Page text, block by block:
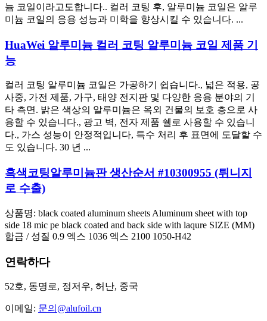
늄 코일이라고도합니다.. 컬러 코팅 후, 알루미늄 코일은 알루
미늄 코일의 응용 성능과 미학을 향상시킬 수 있습니다. ...
HuaWei 알루미늄 컬러 코팅 알루미늄 코일 제품 기
능
컬러 코팅 알루미늄 코일은 가공하기 쉽습니다., 넓은 적용, 공
사중, 가전 ​​제품, 가구, 태양 전지판 및 다양한 응용 분야의 기
타 측면. 밝은 색상의 알루미늄은 옥외 건물의 보호 층으로 사
용할 수 있습니다., 광고 벽, 전자 제품 쉘로 사용할 수 있습니
다., 가스 성능이 안정적입니다, 특수 처리 후 표면에 도달할 수
도 있습니다. 30 년 ...
흑색코팅알루미늄판 생산순서 #10300955 (튀니지
로 수출)
상품명: black coated aluminum sheets Aluminum sheet with top
side 18 mic pe black coated and back side with laqure SIZE (MM)
합금 / 성질 0.9 엑스 1036 엑스 2100 1050-H42
연락하다
52호, 동명로, 정저우, 허난, 중국
이메일: 문의@alufoil.cn